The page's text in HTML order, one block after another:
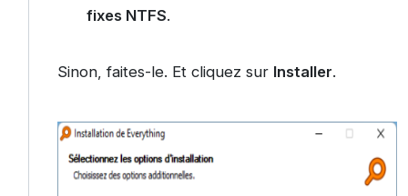
fixes NTFS.
Sinon, faites-le. Et cliquez sur Installer.